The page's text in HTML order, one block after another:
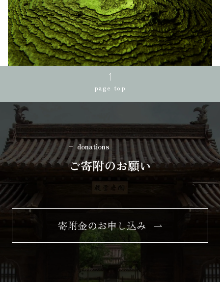
page top
donations
ご寄附のお願い
寄附金のお申し込み